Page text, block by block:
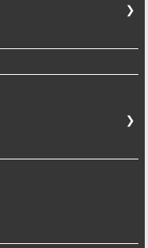
❯
❯